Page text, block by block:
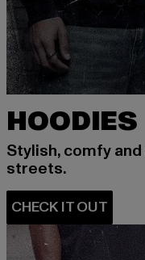
HOODIES
Stylish, comfy
streets.